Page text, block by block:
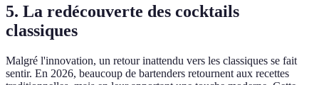
5. La redécouverte des cocktails
classiques
Malgré l'innovation, un retour inattendu vers les classiques se fait
sentir. En 2026, beaucoup de bartenders retournent aux recettes